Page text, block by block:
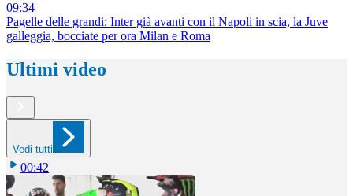
09:34
Pagelle delle grandi: Inter già avanti con il Napoli in scia, la Juve
galleggia, bocciate per ora Milan e Roma
Ultimi video
Vedi tutti
00:42